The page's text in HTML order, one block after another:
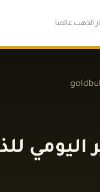
الذهب عالميا